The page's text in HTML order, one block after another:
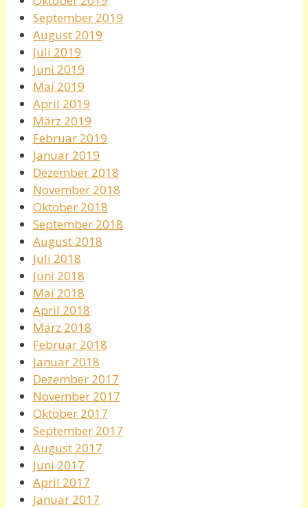
September 2019
August 2019
Juli 2019
Juni 2019
Mai 2019
April 2019
März 2019
Februar 2019
Januar 2019
Dezember 2018
November 2018
Oktober 2018
September 2018
August 2018
Juli 2018
Juni 2018
Mai 2018
April 2018
März 2018
Februar 2018
Januar 2018
Dezember 2017
November 2017
Oktober 2017
September 2017
August 2017
Juni 2017
April 2017
Januar 2017